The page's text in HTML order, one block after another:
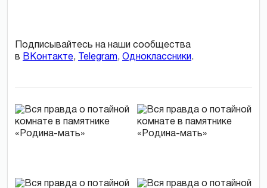
Подписывайтесь на наши сообщества
в ВКонтакте, Telegram, Одноклассники.